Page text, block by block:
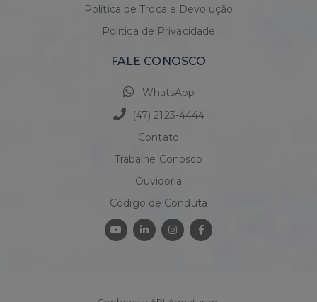
Política de Troca e Devolução
Política de Privacidade
FALE CONOSCO
WhatsApp
(47) 2123-4444
Contato
Trabalhe Conosco
Ouvidoria
Código de Conduta